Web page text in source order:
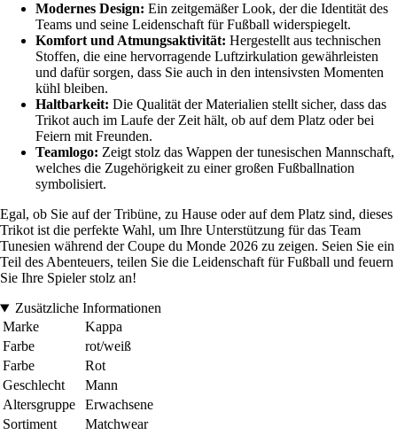
Modernes Design: Ein zeitgemäßer Look, der die Identität des
Teams und seine Leidenschaft für Fußball widerspiegelt.
Komfort und Atmungsaktivität: Hergestellt aus technischen
Stoffen, die eine hervorragende Luftzirkulation gewährleisten
und dafür sorgen, dass Sie auch in den intensivsten Momenten
kühl bleiben.
Haltbarkeit: Die Qualität der Materialien stellt sicher, dass das
Trikot auch im Laufe der Zeit hält, ob auf dem Platz oder bei
Feiern mit Freunden.
Teamlogo: Zeigt stolz das Wappen der tunesischen Mannschaft,
welches die Zugehörigkeit zu einer großen Fußballnation
symbolisiert.
Egal, ob Sie auf der Tribüne, zu Hause oder auf dem Platz sind, dieses
Trikot ist die perfekte Wahl, um Ihre Unterstützung für das Team
Tunesien während der Coupe du Monde 2026 zu zeigen. Seien Sie ein
Teil des Abenteuers, teilen Sie die Leidenschaft für Fußball und feuern
Sie Ihre Spieler stolz an!
Zusätzliche Informationen
Marke
Kappa
Farbe
rot/weiß
Farbe
Rot
Geschlecht
Mann
Altersgruppe
Erwachsene
Sortiment
Matchwear